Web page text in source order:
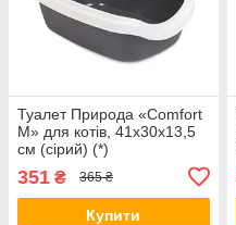
Туалет Природа «Comfort
M» для котів, 41х30х13,5
см (сірий) (*)
351 ₴ 365 ₴
Купити